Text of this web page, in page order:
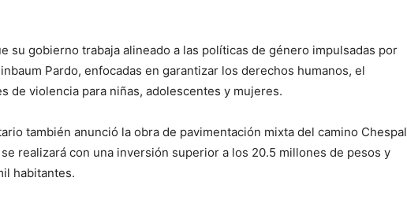
su gobierno trabaja alineado a las políticas de género impulsadas por
Pardo, enfocadas en garantizar los derechos humanos, el
de violencia para niñas, adolescentes y mujeres.
también anunció la obra de pavimentación mixta del camino Chespal
realizará con una inversión superior a los 20.5 millones de pesos y
habitantes.